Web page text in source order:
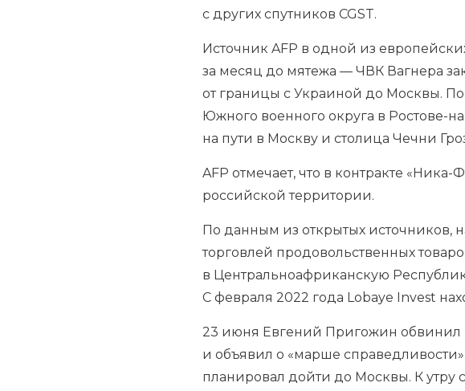
с других спутников CGST.
Источник AFP в одной из
за месяц до мятежа — ЧВК Вагнера
от границы с Украиной до Москвы. По
Южного военного округа в Ростове-
на пути в Москву и столица Чечни
AFP отмечает, что в контракте
российской территории.
По данным из открытых источников,
торговлей продовольственных
в Центральноафриканскую
С февраля 2022 года Lobaye Invest
23 июня Евгений Пригожин
и объявил о «марше
планировал дойти до Москвы. К